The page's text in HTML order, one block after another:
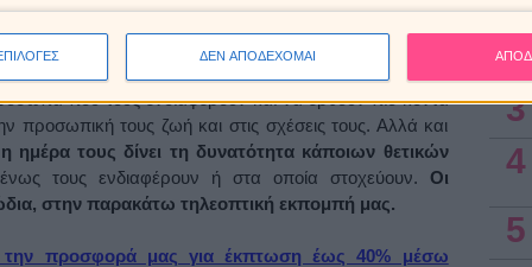
ΔΕΝ ΑΠΟΔΕΧΟΜΑΙ
ημέρας. Θα έχουν τη δυνατότητανα αποκαταστήσουν
το προηγούμενο διάστημα
, να μιλήσουν, να
που τους ενδιαφέρουν και να έρθουν πιο κοντά
προσωπική τους ζωή και στις σχέσεις τους. Αλλά και
ημέρα τους δίνει τη δυνατότητα κάποιων θετικών
τους ενδιαφέρουν ή στα οποία στοχεύουν. Οι
στην παρακάτω τηλεοπτική εκπομπή μας.
την προσφορά μας για έκπτωση έως 40% μέσω
2
3
4
5